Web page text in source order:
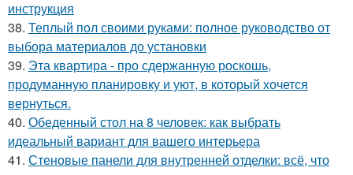
инструкция
38. Теплый пол своими руками: полное руководство от
выбора материалов до установки
39. Эта квартира - про сдержанную роскошь,
продуманную планировку и уют, в который хочется
вернуться.
40. Обеденный стол на 8 человек: как выбрать
идеальный вариант для вашего интерьера
41. Стеновые панели для внутренней отделки: всё, что